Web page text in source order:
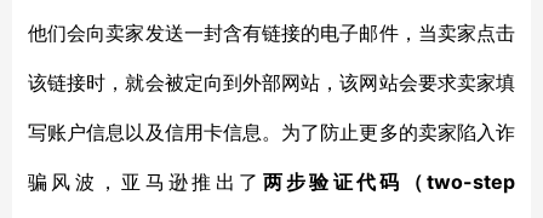
他们会向卖家发送一封含有链接的电子邮件，当卖家点击
该链接时，就会被定向到外部网站，该网站会要求卖家填
写账户信息以及信用卡信息。为了防止更多的卖家陷入诈
骗风波，亚马逊推出了 两步验证代码（two-step